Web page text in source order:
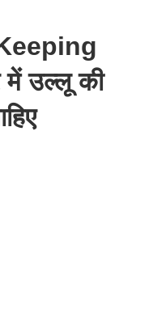
उल्लू की